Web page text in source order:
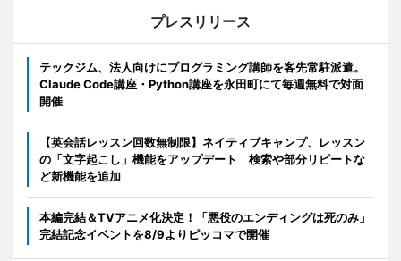
プレスリリース
テックジム、法人向けにプログラミング講師を客先常駐派遣。
Claude Code講座・Python講座を永田町にて毎週無料で対面
開催
【英会話レッスン回数無制限】ネイティブキャンプ、レッスン
の「文字起こし」機能をアップデート 検索や部分リピートな
ど新機能を追加
本編完結＆TVアニメ化決定！「悪役のエンディングは死のみ」
完結記念イベントを8/9よりピッコマで開催